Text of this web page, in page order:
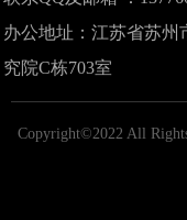
Copyright©2022 All
办公地址：江苏省苏州
究院C栋703室